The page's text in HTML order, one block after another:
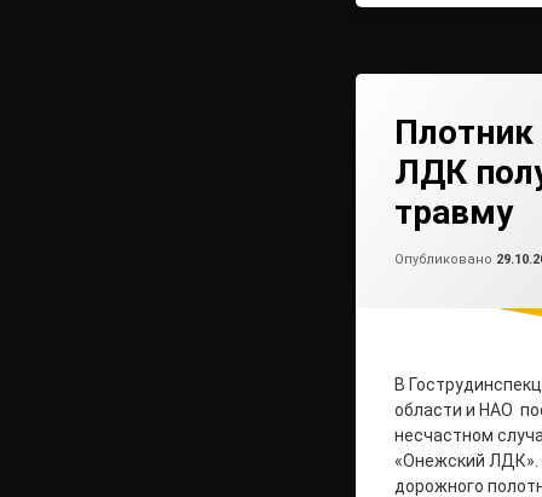
ЛДК
травму
Опубликовано
В
области и НАО
несчастном
«Онежский ЛДК».
дорожного